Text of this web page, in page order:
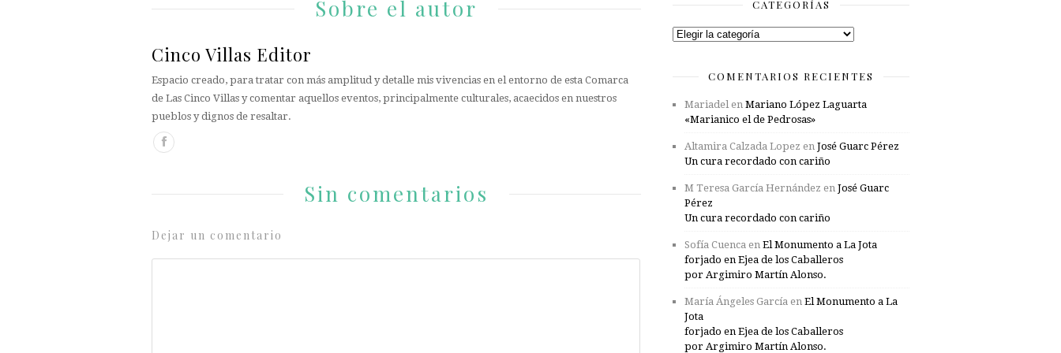
Sobre el autor
Cinco Villas Editor
Espacio creado, para tratar con más amplitud y detalle mis vivencias en el entorno de esta Comarca
de Las Cinco Villas y comentar aquellos eventos, principalmente culturales, acaecidos en nuestros
pueblos y dignos de resaltar.
Sin comentarios
Dejar un comentario
CATEGORÍAS
Categorías
COMENTARIOS RECIENTES
Mariadelen Mariano López Laguarta
«Marianico el de Pedrosas»
Altamira Calzada Lopez en José Guarc Pérez
Un cura recordado con cariño
M Teresa García Hernández en José Guarc
Pérez
Un cura recordado con cariño
Sofía Cuenca en El Monumento a La Jota
forjado en Ejea de los Caballeros
por Argimiro Martín Alonso.
María Ángeles García en El Monumento a La
Jota
forjado en Ejea de los Caballeros
por Argimiro Martín Alonso.